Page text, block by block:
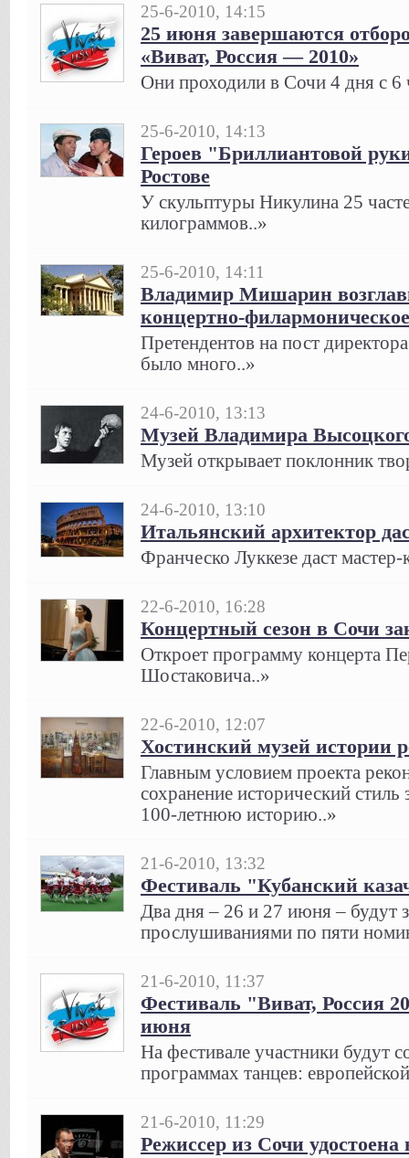
25-6-2010, 14:15
25 июня завершаются
«Виват, Россия — 2010»
Они проходили в Сочи 4 дня с 6
25-6-2010, 14:13
Героев "Бриллиантовой
Ростове
У скульптуры Никулина 25
килограммов..»
25-6-2010, 14:11
Владимир Мишарин
концертно-
Претендентов на пост
было много..»
24-6-2010, 13:13
Музей Владимира
Музей открывает поклонник
24-6-2010, 13:10
Итальянский архитектор
Франческо Луккезе даст
22-6-2010, 16:28
Концертный сезон в Сочи
Откроет программу концерта
Шостаковича..»
22-6-2010, 12:07
Хостинский музей истории
Главным условием проекта
сохранение исторический
100-летнюю историю..»
21-6-2010, 13:32
Фестиваль "Кубанский
Два дня – 26 и 27 июня – будут
прослушиваниями по пяти
21-6-2010, 11:37
Фестиваль "Виват, Россия
июня
На фестивале участники будут
программах танцев:
21-6-2010, 11:29
Режиссер из Сочи